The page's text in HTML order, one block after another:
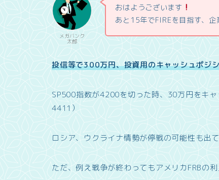
メガバンク
太郎
おはようございます
あと15年でFIREを目指す、
投信等で300万円、投資用のキャッシュポジ
SP500指数が4200を切った時、30万円をキ
4411）
ロシア、ウクライナ情勢が停戦の可能性も出
ただ、例え戦争が終わってもアメリカFRBの